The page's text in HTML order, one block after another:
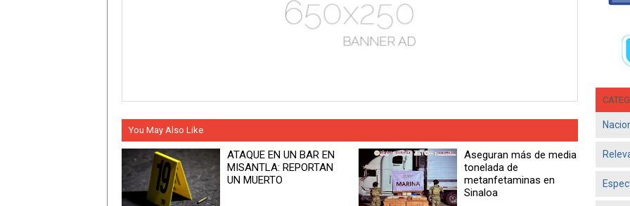
You May Also Like
ATAQUE EN UN BAR EN
MISANTLA: REPORTAN
UN MUERTO
Aseguran más de media
tonelada de
metanfetaminas en
Sinaloa
Jun
- El